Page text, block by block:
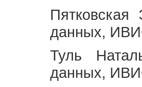
данных,
Туль
данных,